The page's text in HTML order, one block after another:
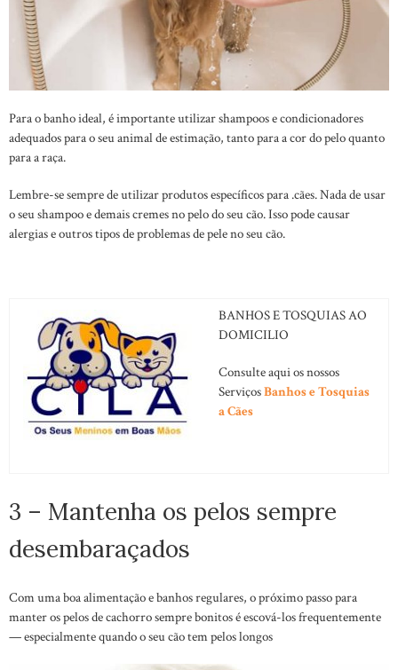
Para o banho ideal, é importante utilizar shampoos e condicionadores
adequados para o seu animal de estimação, tanto para a cor do pelo quanto
para a raça.
Lembre-se sempre de utilizar produtos específicos para .cães. Nada de usar
o seu shampoo e demais cremes no pelo do seu cão. Isso pode causar
alergias e outros tipos de problemas de pele no seu cão.
BANHOS E TOSQUIAS AO
DOMICILIO
Consulte aqui os nossos
ServiçosBanhos e Tosquias
a Cães
3 – Mantenha os pelos sempre
desembaraçados
Com uma boa alimentação e banhos regulares, o próximo passo para
manter os pelos de cachorro sempre bonitos é escová-los frequentemente
— especialmente quando o seu cão tem pelos longos